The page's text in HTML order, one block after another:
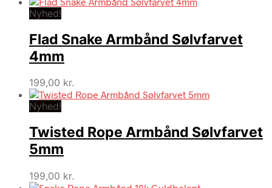
Nyhed!
Flad Snake Armbånd Sølvfarvet
4mm
199,00 kr.
Nyhed!
Twisted Rope Armbånd Sølvfarvet
5mm
199,00 kr.